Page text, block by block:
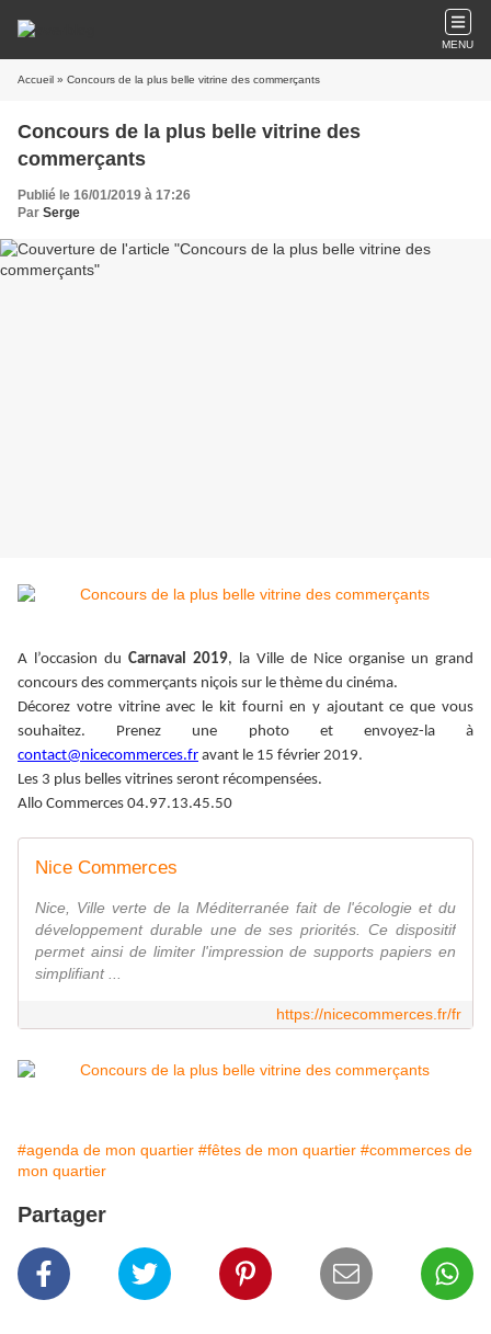
MENU
Accueil » Concours de la plus belle vitrine des commerçants
Concours de la plus belle vitrine des
commerçants
Publié le 16/01/2019 à 17:26
Par Serge
A l’occasion du Carnaval 2019, la Ville de Nice organise un grand
concours des commerçants niçois sur le thème du cinéma.
Décorez votre vitrine avec le kit fourni en y ajoutant ce que vous
souhaitez. Prenez une photo et envoyez-la à
contact@nicecommerces.fr avant le 15 février 2019.
Les 3 plus belles vitrines seront récompensées.
Allo Commerces 04.97.13.45.50
Nice Commerces
Nice, Ville verte de la Méditerranée fait de l'écologie et du
développement durable une de ses priorités. Ce dispositif
permet ainsi de limiter l'impression de supports papiers en
simplifiant ...
https://nicecommerces.fr/fr
#agenda de mon quartier #fêtes de mon quartier #commerces de
mon quartier
Partager